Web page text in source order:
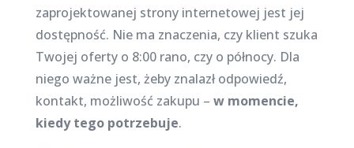
zaprojektowanej strony internetowej jest jej
dostępność. Nie ma znaczenia, czy klient szuka
Twojej oferty o 8:00 rano, czy o północy. Dla
niego ważne jest, żeby znalazł odpowiedź,
kontakt, możliwość zakupu – w momencie,
kiedy tego potrzebuje.